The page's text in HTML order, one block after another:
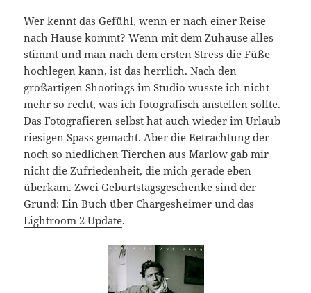
Wer kennt das Gefühl, wenn er nach einer Reise
nach Hause kommt? Wenn mit dem Zuhause alles
stimmt und man nach dem ersten Stress die Füße
hochlegen kann, ist das herrlich. Nach den
großartigen Shootings im Studio wusste ich nicht
mehr so recht, was ich fotografisch anstellen sollte.
Das Fotografieren selbst hat auch wieder im Urlaub
riesigen Spass gemacht. Aber die Betrachtung der
noch soniedlichen Tierchen aus Marlow gab mir
nicht die Zufriedenheit, die mich gerade eben
überkam. Zwei Geburtstagsgeschenke sind der
Grund: Ein Buch überChargesheimer und das
Lightroom 2 Update.